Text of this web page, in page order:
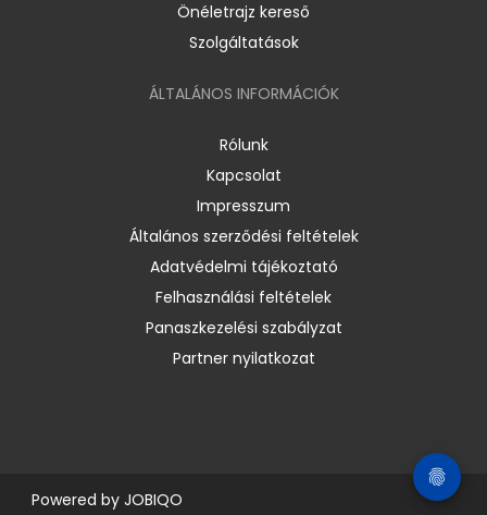
Önéletrajz kereső
Szolgáltatások
ÁLTALÁNOS INFORMÁCIÓK
Rólunk
Kapcsolat
Impresszum
Általános szerződési feltételek
Adatvédelmi tájékoztató
Felhasználási feltételek
Panaszkezelési szabályzat
Partner nyilatkozat
Powered by JOBIQO